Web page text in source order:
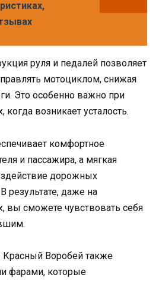
руля и педалей позволяет
мотоциклом, снижая
Это особенно важно при
возникает усталость.
комфортное
и пассажира, а мягкая
дорожных
результате, даже на
вы сможете чувствовать себя
Воробей также
фарами, которые